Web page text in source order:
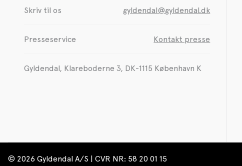
Skriv til os gyldendal@gyldendal.dk
Presseservice Kontakt presse
Gyldendal, Klareboderne 3, DK-1115 København K
© 2026 Gyldendal A/S | CVR NR: 58 20 01 15